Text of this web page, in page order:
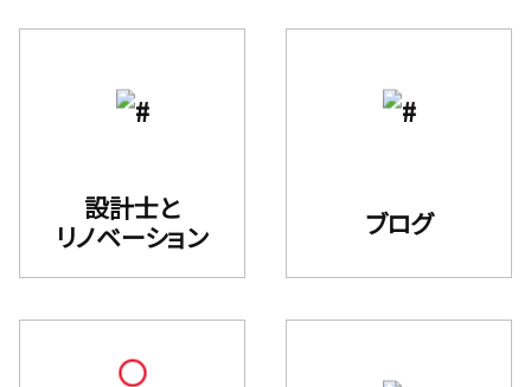
設計士と
リノベーション
ブログ